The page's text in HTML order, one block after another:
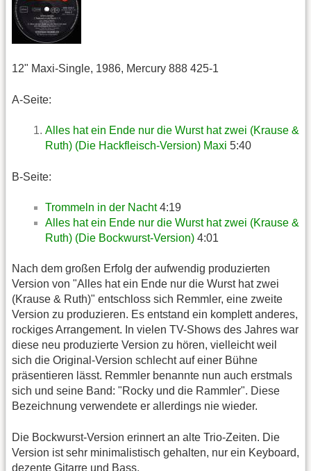
12" Maxi-Single, 1986, Mercury 888 425-1
A-Seite:
Alles hat ein Ende nur die Wurst hat zwei (Krause &
Ruth) (Die Hackfleisch-Version) Maxi 5:40
B-Seite:
Trommeln in der Nacht4:19
Alles hat ein Ende nur die Wurst hat zwei (Krause &
Ruth) (Die Bockwurst-Version) 4:01
Nach dem großen Erfolg der aufwendig produzierten
Version von "Alles hat ein Ende nur die Wurst hat zwei
(Krause & Ruth)" entschloss sich Remmler, eine zweite
Version zu produzieren. Es entstand ein komplett anderes,
rockiges Arrangement. In vielen TV-Shows des Jahres war
diese neu produzierte Version zu hören, vielleicht weil
sich die Original-Version schlecht auf einer Bühne
präsentieren lässt. Remmler benannte nun auch erstmals
sich und seine Band: "Rocky und die Rammler". Diese
Bezeichnung verwendete er allerdings nie wieder.
Die Bockwurst-Version erinnert an alte Trio-Zeiten. Die
Version ist sehr minimalistisch gehalten, nur ein Keyboard,
dezente Gitarre und Bass.